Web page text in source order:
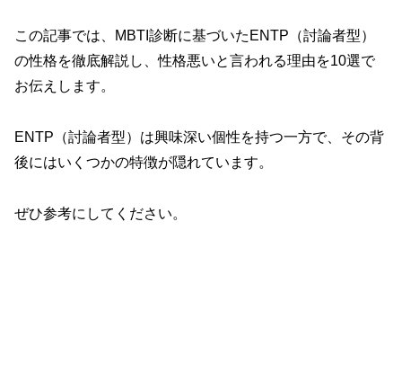
この記事では、MBTI診断に基づいたENTP（討論者型）
の性格を徹底解説し、性格悪いと言われる理由を10選で
お伝えします。
ENTP（討論者型）は興味深い個性を持つ一方で、その背
後にはいくつかの特徴が隠れています。
ぜひ参考にしてください。